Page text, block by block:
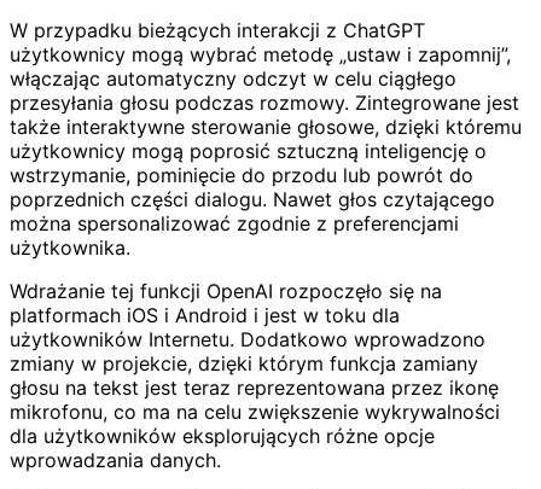
W przypadku bieżących interakcji z ChatGPT
użytkownicy mogą wybrać metodę „ustaw i zapomnij”,
włączając automatyczny odczyt w celu ciągłego
przesyłania głosu podczas rozmowy. Zintegrowane jest
także interaktywne sterowanie głosowe, dzięki któremu
użytkownicy mogą poprosić sztuczną inteligencję o
wstrzymanie, pominięcie do przodu lub powrót do
poprzednich części dialogu. Nawet głos czytającego
można spersonalizować zgodnie z preferencjami
użytkownika.
Wdrażanie tej funkcji OpenAI rozpoczęło się na
platformach iOS i Android i jest w toku dla
użytkowników Internetu. Dodatkowo wprowadzono
zmiany w projekcie, dzięki którym funkcja zamiany
głosu na tekst jest teraz reprezentowana przez ikonę
mikrofonu, co ma na celu zwiększenie wykrywalności
dla użytkowników eksplorujących różne opcje
wprowadzania danych.